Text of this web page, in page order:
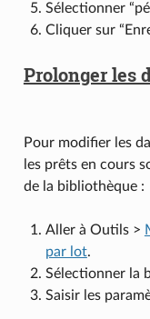
Sélectionner
Cliquer sur
Prolonger les
Pour modifier les
les prêts en cours
de la bibliothèque :
Aller à Outils >
par lot.
Sélectionner la
Saisir les